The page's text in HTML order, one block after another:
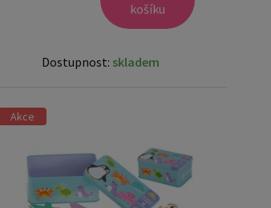
košíku
Dostupnost: skladem
Akce